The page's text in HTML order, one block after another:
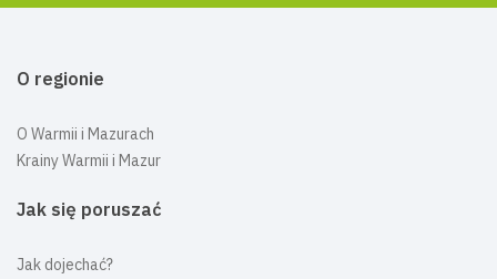
O regionie
O Warmii i Mazurach
Krainy Warmii i Mazur
Jak się poruszać
Jak dojechać?